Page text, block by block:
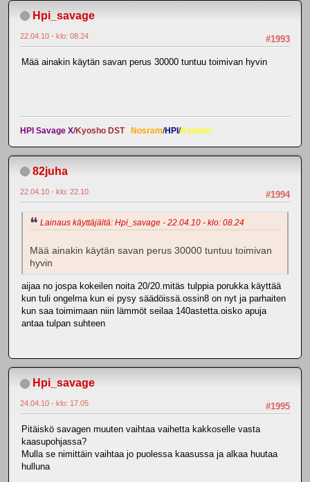
Hpi_savage
#1993
22.04.10 - klo: 08.24
Mää ainakin käytän savan perus 30000 tuntuu toimivan hyvin
HPI Savage X/Kyosho DST Nosram/HPI/Kyosho
82juha
#1994
22.04.10 - klo: 22.10
Lainaus käyttäjältä: Hpi_savage - 22.04.10 - klo: 08.24
Mää ainakin käytän savan perus 30000 tuntuu toimivan
hyvin
aijaa no jospa kokeilen noita 20/20.mitäs tulppia porukka käyttää
kun tuli ongelma kun ei pysy säädöissä.ossin8 on nyt ja parhaiten
kun saa toimimaan niin lämmöt seilaa 140astetta.oisko apuja
antaa tulpan suhteen
Hpi_savage
#1995
24.04.10 - klo: 17.05
Pitäiskö savagen muuten vaihtaa vaihetta kakkoselle vasta
kaasupohjassa?
Mulla se nimittäin vaihtaa jo puolessa kaasussa ja alkaa huutaa
hulluna